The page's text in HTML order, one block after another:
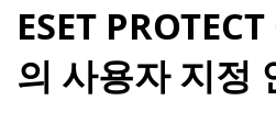
ESET
의 사용자 지정